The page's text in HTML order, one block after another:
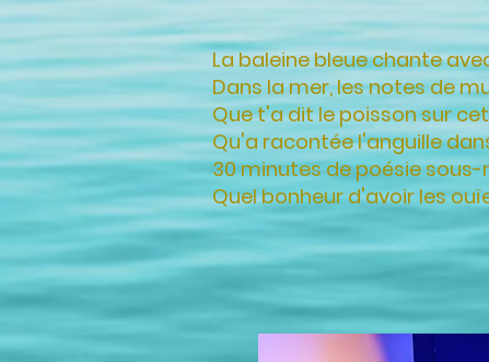
La baleine bleue chante
Dans la mer, les notes de
Que t'a dit le poisson sur
Qu'a racontée l'anguille
30 minutes de poésie
Quel bonheur d'avoir les